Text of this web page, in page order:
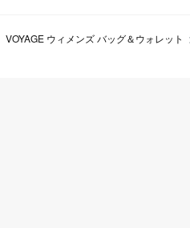
VOYAGE ウィメンズ バッグ＆ウォレット